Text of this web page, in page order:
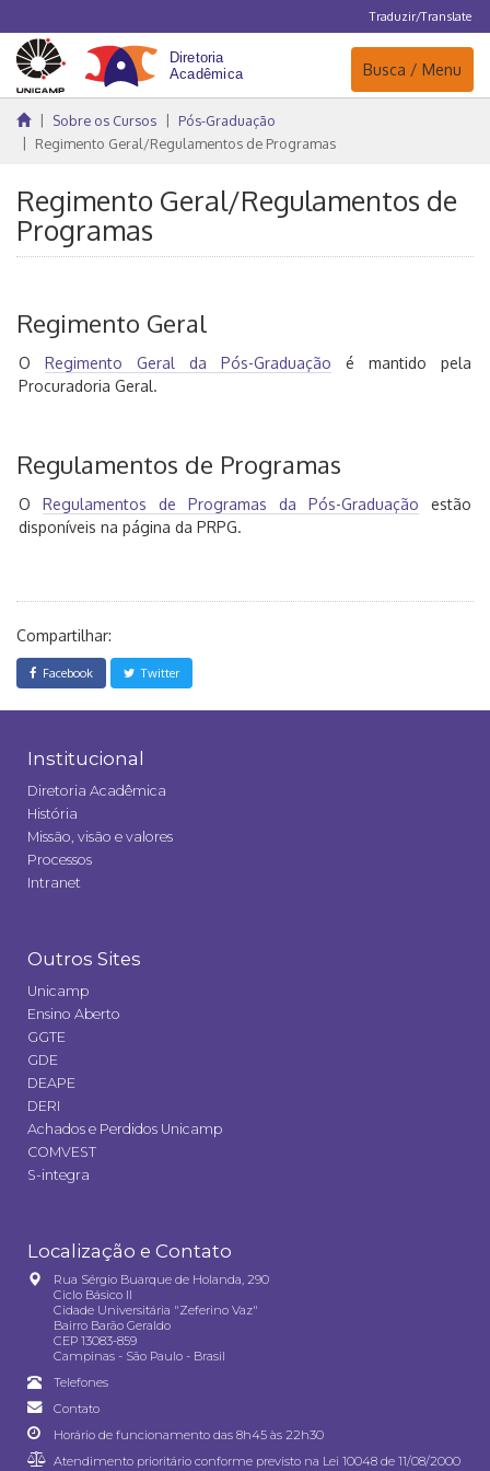
Traduzir/Translate
Navegação
Busca / Menu
Sobre os Cursos
Pós-Graduação
Regimento Geral/Regulamentos de Programas
Regimento Geral/Regulamentos de
Programas
Regimento Geral
O Regimento Geral da Pós-Graduação é mantido pela
Procuradoria Geral.
Regulamentos de Programas
O Regulamentos de Programas da Pós-Graduação estão
disponíveis na página da PRPG.
Compartilhar:
Facebook Twitter
Institucional
Diretoria Acadêmica
História
Missão, visão e valores
Processos
Intranet
Outros Sites
Unicamp
Ensino Aberto
GGTE
GDE
DEAPE
DERI
Achados e Perdidos Unicamp
COMVEST
S-integra
Localização e Contato
Rua Sérgio Buarque de Holanda, 290
Ciclo Básico II
Cidade Universitária "Zeferino Vaz"
Bairro Barão Geraldo
CEP 13083-859
Campinas - São Paulo - Brasil
Telefones
Contato
Horário de funcionamento das 8h45 às 22h30
Atendimento prioritário conforme previsto na Lei 10048 de 11/08/2000